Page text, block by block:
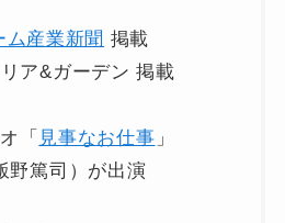
ム産業新聞 掲載
ア&ガーデン 掲載
「 見事なお仕事 」
野篤司）が出演